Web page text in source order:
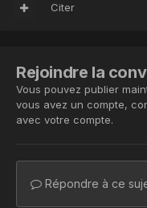
Citer
Rejoindre la
Vous pouvez publier
vous avez un compte,
avec votre compte.
Répondre à ce